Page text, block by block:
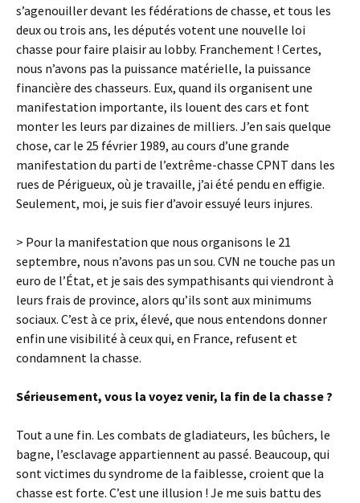
s’agenouiller devant les fédérations de chasse, et tous les
deux ou trois ans, les députés votent une nouvelle loi
chasse pour faire plaisir au lobby. Franchement ! Certes,
nous n’avons pas la puissance matérielle, la puissance
financière des chasseurs. Eux, quand ils organisent une
manifestation importante, ils louent des cars et font
monter les leurs par dizaines de milliers. J’en sais quelque
chose, car le 25 février 1989, au cours d’une grande
manifestation du parti de l’extrême-chasse CPNT dans les
rues de Périgueux, où je travaille, j’ai été pendu en effigie.
Seulement, moi, je suis fier d’avoir essuyé leurs injures.
> Pour la manifestation que nous organisons le 21
septembre, nous n’avons pas un sou. CVN ne touche pas un
euro de l’État, et je sais des sympathisants qui viendront à
leurs frais de province, alors qu’ils sont aux minimums
sociaux. C’est à ce prix, élevé, que nous entendons donner
enfin une visibilité à ceux qui, en France, refusent et
condamnent la chasse.
Sérieusement, vous la voyez venir, la fin de la chasse ?
Tout a une fin. Les combats de gladiateurs, les bûchers, le
bagne, l’esclavage appartiennent au passé. Beaucoup, qui
sont victimes du syndrome de la faiblesse, croient que la
chasse est forte. C’est une illusion ! Je me suis battu des